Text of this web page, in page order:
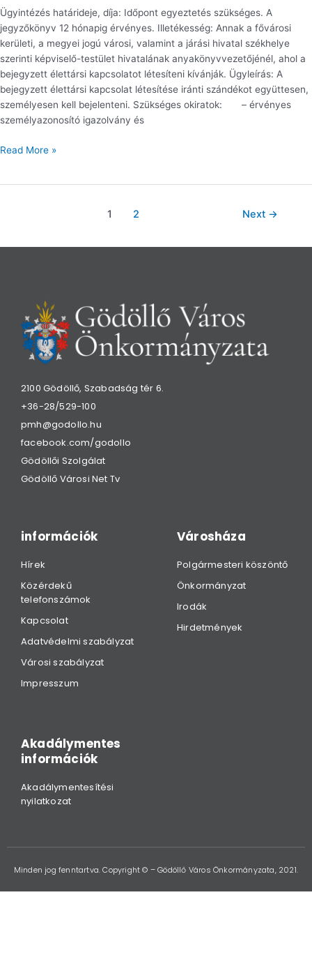
Ügyintézés határideje, díja: Időpont egyeztetés szükséges. A
jegyzőkönyv 12 hónapig érvényes. Illetékesség: Annak a fővárosi
kerületi, a megyei jogú városi, valamint a járási hivatal székhelye
szerinti képviselő-testület hivatalának anyakönyvvezetőjénél, ahol a
bejegyzett élettársi kapcsolatot létesíteni kívánják. Ügyleírás: A
bejegyzett élettársi kapcsolat létesítése iránti szándékot együttesen,
személyesen kell bejelenteni. Szükséges okiratok: – érvényes
személyazonosító igazolvány és
Read More »
1 2 Next →
2100 Gödöllő, Szabadság tér 6.
+36-28/529-100
pmh@godollo.hu
facebook.com/godollo
Gödöllői Szolgálat
Gödöllő Városi Net Tv
információk
Hírek
Közérdekű
telefonszámok
Kapcsolat
Adatvédelmi szabályzat
Városi szabályzat
Impresszum
Városháza
Polgármesteri köszöntő
Önkormányzat
Irodák
Hirdetmények
Akadálymentes
információk
Akadálymentesítési
nyilatkozat
Minden jog fenntartva. Copyright © – Gödöllő Város Önkormányzata, 2021.